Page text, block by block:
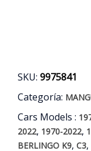
20/25
cantidad
SKU: 9975841
Categoría:
Cars Models :
2022, 1970-2022,
BERLINGO K9, C3,